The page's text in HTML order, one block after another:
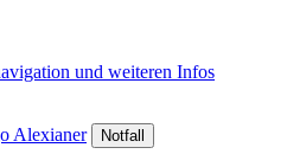
und weiteren Infos
Notfall